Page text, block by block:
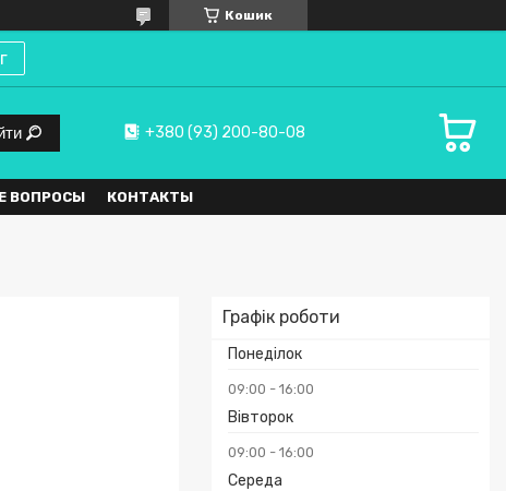
Кошик
+380 (93) 200-80-08
ВОПРОСЫ КОНТАКТЫ
Графік роботи
Понеділок
09:00 16:00
Вівторок
09:00 16:00
Середа